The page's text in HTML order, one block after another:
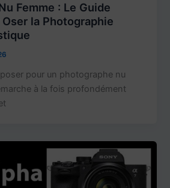
Femme : Le Guide
la Photographie
pour un photographe nu
à la fois profondément